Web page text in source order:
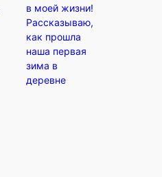
в моей жизни!
Рассказываю,
как прошла
наша первая
зима в
деревне